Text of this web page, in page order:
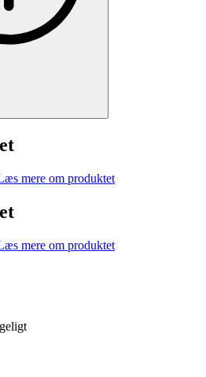
mere om produktet
mere om produktet